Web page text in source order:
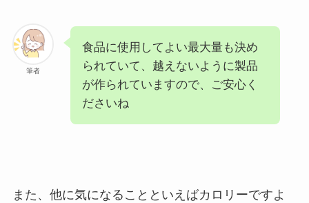
筆者
食品に使用してよい最大量も決め
られていて、越えないように製品
が作られていますので、ご安心く
ださいね
また、他に気になることといえばカロリーですよ